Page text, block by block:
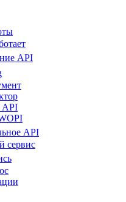
API
API
API
сервис